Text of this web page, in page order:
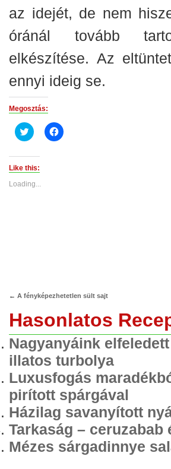
az idejét, de nem
óránál tovább
elkészítése. Az
ennyi ideig se.
Megosztás:
Click
to
(Opens
in
new
Click
to
Like this:
Loading...
← A fényképezhetetlen sült sajt
Hasonlatos
Nagyanyáink
illatos turbolya
Luxusfogás
pirított spárgával
Házilag savanyított
Tarkaság – ceruzabab
Mézes sárgadinnye